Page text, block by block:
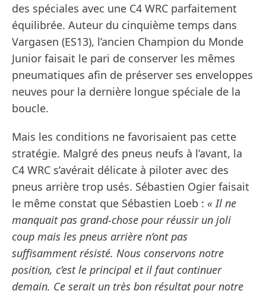
des spéciales avec une C4 WRC parfaitement
équilibrée. Auteur du cinquième temps dans
Vargasen (ES13), l’ancien Champion du Monde
Junior faisait le pari de conserver les mêmes
pneumatiques afin de préserver ses enveloppes
neuves pour la dernière longue spéciale de la
boucle.
Mais les conditions ne favorisaient pas cette
stratégie. Malgré des pneus neufs à l’avant, la
C4 WRC s’avérait délicate à piloter avec des
pneus arrière trop usés. Sébastien Ogier faisait
le même constat que Sébastien Loeb : « Il ne
manquait pas grand-chose pour réussir un joli
coup mais les pneus arrière n’ont pas
suffisamment résisté. Nous conservons notre
position, c’est le principal et il faut continuer
demain. Ce serait un très bon résultat pour notre